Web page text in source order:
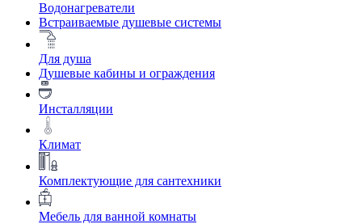
Водонагреватели
Встраиваемые душевые системы
Для душа
Душевые кабины и ограждения
Инсталляции
Климат
Комплектующие для сантехники
Мебель для ванной комнаты